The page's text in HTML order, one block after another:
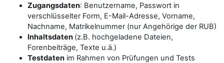
Zugangsdaten: Benutzername, Passwort in
verschlüsselter Form, E-Mail-Adresse, Vorname,
Nachname, Matrikelnummer (nur Angehörige der RUB)
Inhaltsdaten (z.B. hochgeladene Dateien,
Forenbeiträge, Texte u.ä.)
Testdaten im Rahmen von Prüfungen und Tests